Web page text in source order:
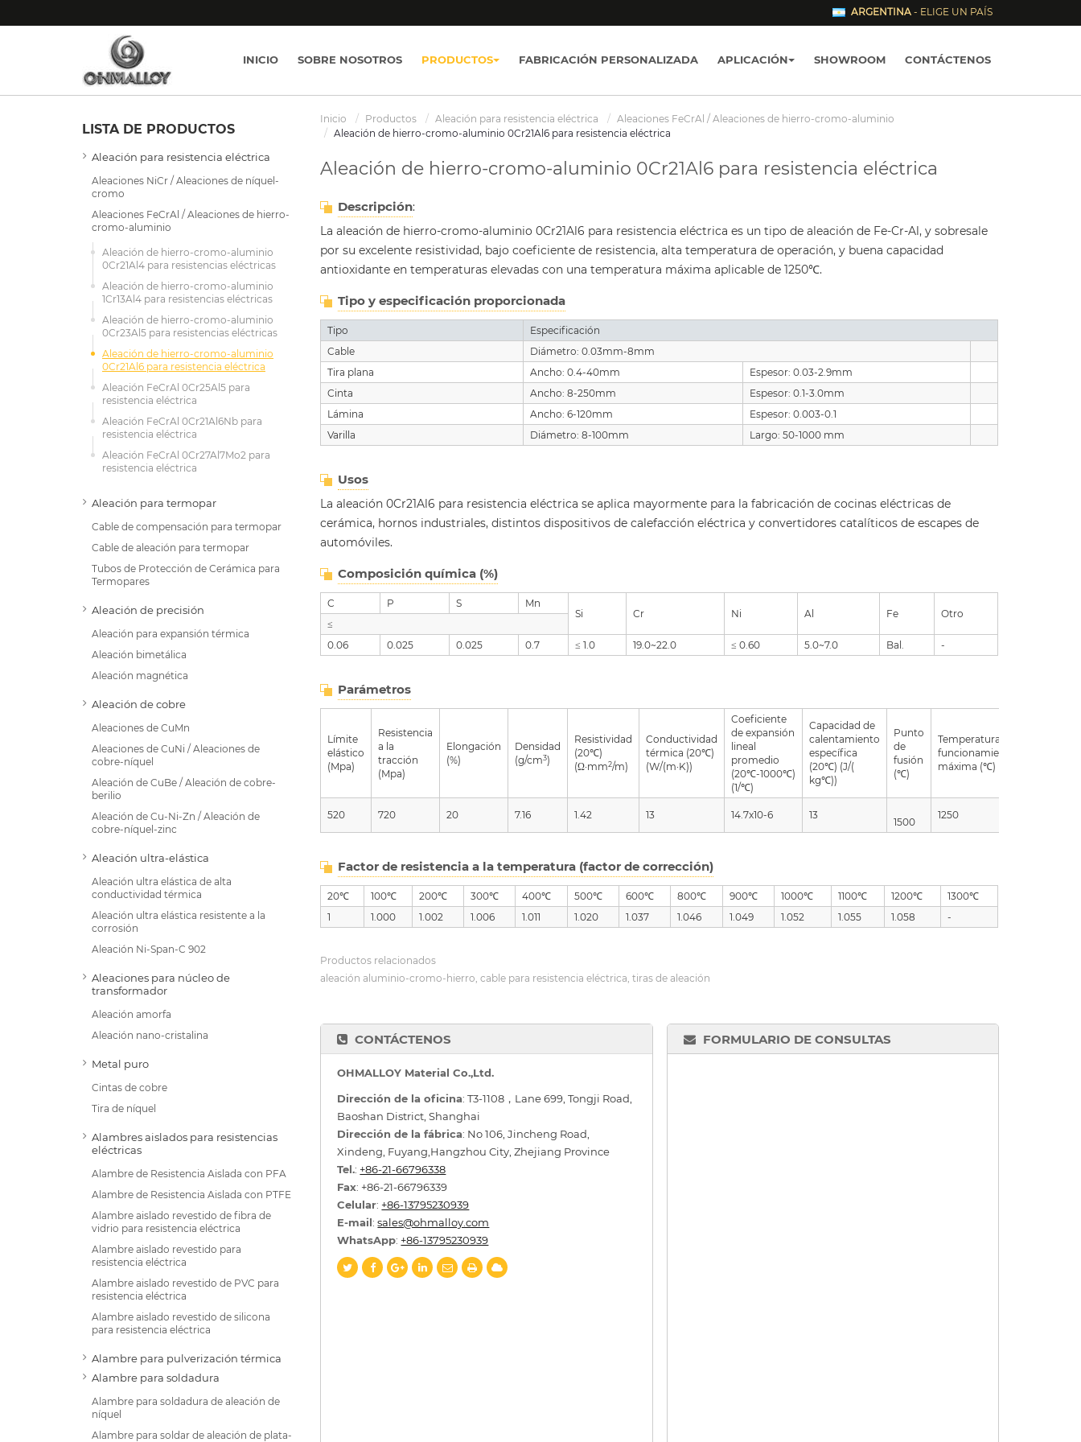
ARGENTINA - ELIGE UN PAÍS
INICIO SOBRE NOSOTROS PRODUCTOS FABRICACIÓN PERSONALIZADA APLICACIÓN SHOWROOM CONTÁCTENOS
Inicio Productos Aleación para resistencia eléctrica
Aleaciones FeCrAl / Aleaciones de hierro-cromo-aluminio
Aleación de hierro-cromo-aluminio 0Cr21Al6 para resistencia eléctrica
Aleación de hierro-cromo-aluminio 0Cr21Al6 para resistencia eléctrica
Descripción:
La aleación de hierro-cromo-aluminio 0Cr21Al6 para resistencia eléctrica es un tipo de aleación de Fe-Cr-Al, y sobresale
por su excelente resistividad, bajo coeficiente de resistencia, alta temperatura de operación, y buena capacidad
antioxidante en temperaturas elevadas con una temperatura máxima aplicable de 1250℃.
Tipo y especificación proporcionada
Tipo
Especificación
Cable
Diámetro: 0.03mm-8mm
Tira plana
Ancho: 0.4-40mm
Espesor: 0.03-2.9mm
Cinta
Ancho: 8-250mm
Espesor: 0.1-3.0mm
Lámina
Ancho: 6-120mm
Espesor: 0.003-0.1
Varilla
Diámetro: 8-100mm Largo: 50-1000 mm
Usos
La aleación 0Cr21Al6 para resistencia eléctrica se aplica mayormente para la fabricación de cocinas eléctricas de
cerámica, hornos industriales, distintos dispositivos de calefacción eléctrica y convertidores catalíticos de escapes de
automóviles.
Composición química (%)
C P S
Mn
Si
Cr Ni Al Fe
Otro
≤
0.06
0.025 0.025 0.7 ≤ 1.0 19.0~22.0 ≤ 0.60 5.0~7.0 Bal. -
Parámetros
Límite
elástico
(Mpa)
Resistencia
a la
tracción
(Mpa)
Elongación
(%)
Densidad
(g/cm3)
Resistividad
(20℃)
(Ω·mm2/m)
Conductividad
térmica (20℃)
(W/(m·K))
Coeficiente
de expansión
lineal
promedio
(20℃-1000℃)
(1/℃)
Capacidad de
calentamiento
específica
(20℃) (J/(
kg℃))
Punto
de
fusión
(℃)
Temperatura de
funcionamiento
máxima (℃)
520 720 20 7.16 1.42 13 14.7x10-6 13
1500
1250
Factor de resistencia a la temperatura (factor de corrección)
20℃ 100℃ 200℃ 300℃ 400℃ 500℃ 600℃ 800℃ 900℃ 1000℃ 1100℃ 1200℃
1300℃
1
1.000 1.002 1.006 1.011 1.020 1.037 1.046 1.049 1.052 1.055 1.058 -
Productos relacionados
aleación aluminio-cromo-hierro, cable para resistencia eléctrica, tiras de aleación
FORMULARIO DE CONSULTAS
CONTÁCTENOS
OHMALLOY Material Co.,Ltd.
Dirección de la oficina: T3-1108，Lane 699, Tongji Road,
Baoshan District, Shanghai
Dirección de la fábrica: No 106, Jincheng Road,
Xindeng, Fuyang,Hangzhou City, Zhejiang Province
Tel.: +86-21-66796338
Fax: +86-21-66796339
Celular: +86-13795230939
E-mail:sales@ohmalloy.com
WhatsApp: +86-13795230939
LISTA DE PRODUCTOS
Aleación para resistencia eléctrica
Aleaciones NiCr / Aleaciones de níquel-
cromo
Aleaciones FeCrAl / Aleaciones de hierro-
cromo-aluminio
Aleación de hierro-cromo-aluminio
0Cr21Al4 para resistencias eléctricas
Aleación de hierro-cromo-aluminio
1Cr13Al4 para resistencias eléctricas
Aleación de hierro-cromo-aluminio
0Cr23Al5 para resistencias eléctricas
Aleación de hierro-cromo-aluminio
0Cr21Al6 para resistencia eléctrica
Aleación FeCrAl 0Cr25Al5 para
resistencia eléctrica
Aleación FeCrAl 0Cr21Al6Nb para
resistencia eléctrica
Aleación FeCrAl 0Cr27Al7Mo2 para
resistencia eléctrica
Aleación para termopar
Cable de compensación para termopar
Cable de aleación para termopar
Tubos de Protección de Cerámica para
Termopares
Aleación de precisión
Aleación para expansión térmica
Aleación bimetálica
Aleación magnética
Aleación de cobre
Aleaciones de CuMn
Aleaciones de CuNi / Aleaciones de
cobre-níquel
Aleación de CuBe / Aleación de cobre-
berilio
Aleación de Cu-Ni-Zn / Aleación de
cobre-níquel-zinc
Aleación ultra-elástica
Aleación ultra elástica de alta
conductividad térmica
Aleación ultra elástica resistente a la
corrosión
Aleación Ni-Span-C 902
Aleaciones para núcleo de
transformador
Aleación amorfa
Aleación nano-cristalina
Metal puro
Cintas de cobre
Tira de níquel
Alambres aislados para resistencias
eléctricas
Alambre de Resistencia Aislada con PFA
Alambre de Resistencia Aislada con PTFE
Alambre aislado revestido de fibra de
vidrio para resistencia eléctrica
Alambre aislado revestido para
resistencia eléctrica
Alambre aislado revestido de PVC para
resistencia eléctrica
Alambre aislado revestido de silicona
para resistencia eléctrica
Alambre para pulverización térmica
Alambre para soldadura
Alambre para soldadura de aleación de
níquel
Alambre para soldar de aleación de plata-